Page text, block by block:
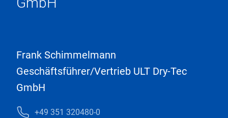
Frank Schimmelmann
Geschäftsführer/Vertrieb ULT Dry-Tec
GmbH
+49 351 320480-0